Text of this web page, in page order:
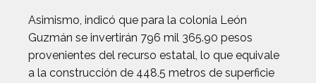
Asimismo, indicó que para la colonia León
Guzmán se invertirán 796 mil 365.90 pesos
provenientes del recurso estatal, lo que equivale
a la construcción de 448.5 metros de superficie